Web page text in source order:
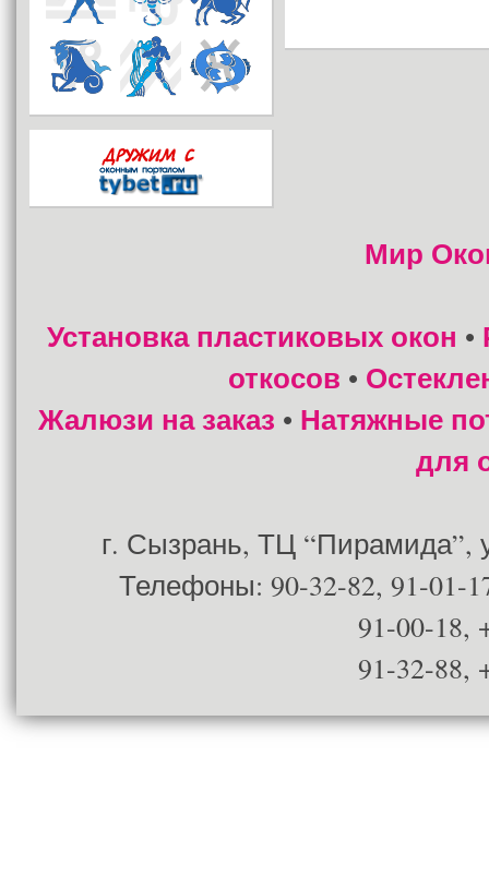
Мир
Установка пластиковых окон •
откосов •
Жалюзи на заказ • Натяжные
для
г. Сызрань, ТЦ “Пирамида”,
Телефоны: 90-32-82, 91-01-
91-00-18,
91-32-88,